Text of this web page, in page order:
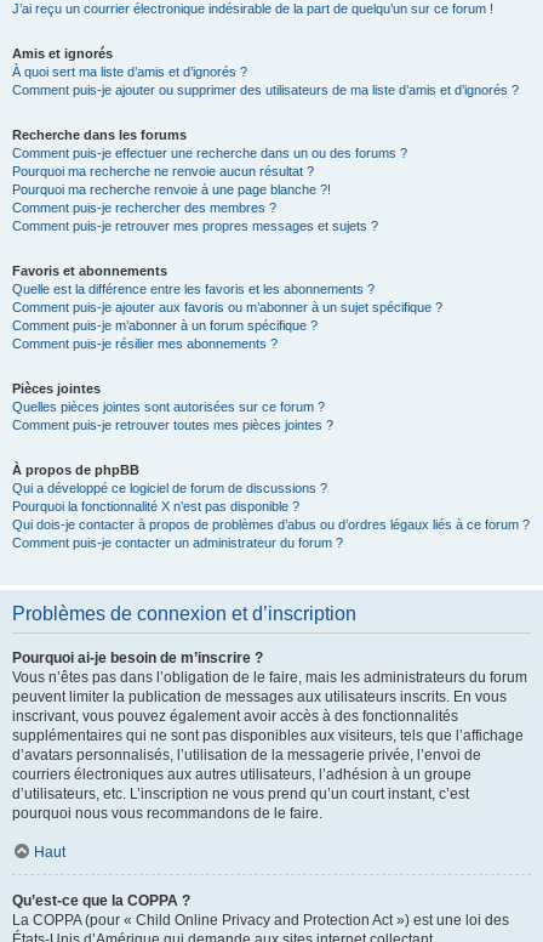
J’ai reçu un courrier électronique indésirable de la part de quelqu’un sur ce forum !
Amis et ignorés
À quoi sert ma liste d’amis et d’ignorés ?
Comment puis-je ajouter ou supprimer des utilisateurs de ma liste d’amis et d’ignorés ?
Recherche dans les forums
Comment puis-je effectuer une recherche dans un ou des forums ?
Pourquoi ma recherche ne renvoie aucun résultat ?
Pourquoi ma recherche renvoie à une page blanche ?!
Comment puis-je rechercher des membres ?
Comment puis-je retrouver mes propres messages et sujets ?
Favoris et abonnements
Quelle est la différence entre les favoris et les abonnements ?
Comment puis-je ajouter aux favoris ou m’abonner à un sujet spécifique ?
Comment puis-je m’abonner à un forum spécifique ?
Comment puis-je résilier mes abonnements ?
Pièces jointes
Quelles pièces jointes sont autorisées sur ce forum ?
Comment puis-je retrouver toutes mes pièces jointes ?
À propos de phpBB
Qui a développé ce logiciel de forum de discussions ?
Pourquoi la fonctionnalité X n’est pas disponible ?
Qui dois-je contacter à propos de problèmes d’abus ou d’ordres légaux liés à ce forum ?
Comment puis-je contacter un administrateur du forum ?
Problèmes de connexion et d’inscription
Pourquoi ai-je besoin de m’inscrire ?
Vous n’êtes pas dans l’obligation de le faire, mais les administrateurs du forum
peuvent limiter la publication de messages aux utilisateurs inscrits. En vous
inscrivant, vous pouvez également avoir accès à des fonctionnalités
supplémentaires qui ne sont pas disponibles aux visiteurs, tels que l’affichage
d’avatars personnalisés, l’utilisation de la messagerie privée, l’envoi de
courriers électroniques aux autres utilisateurs, l’adhésion à un groupe
d’utilisateurs, etc. L’inscription ne vous prend qu’un court instant, c’est
pourquoi nous vous recommandons de le faire.
Haut
Qu’est-ce que la COPPA ?
La COPPA (pour « Child Online Privacy and Protection Act ») est une loi des